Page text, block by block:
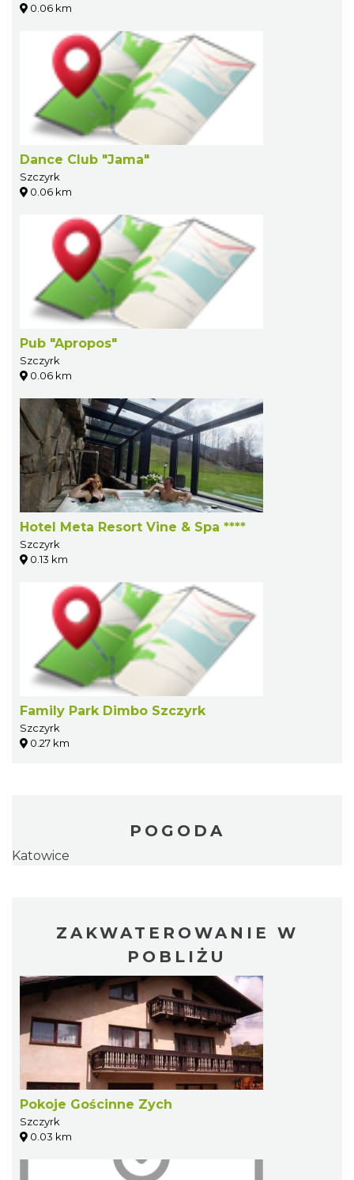
0.06 km
Dance Club "Jama"
Szczyrk
0.06 km
Pub "Apropos"
Szczyrk
0.06 km
Hotel Meta Resort Vine & Spa ****
Szczyrk
0.13 km
Family Park Dimbo Szczyrk
Szczyrk
0.27 km
POGODA
Katowice
ZAKWATEROWANIE W
POBLIŻU
Pokoje Gościnne Zych
Szczyrk
0.03 km